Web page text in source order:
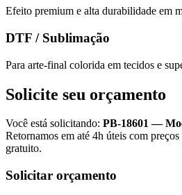
Efeito premium e alta durabilidade em
DTF / Sublimação
Para arte-final colorida em tecidos e
Solicite seu orçamento
Você está solicitando: PB-18601—
Retornamos em até 4h úteis com
gratuito.
Solicitar orçamento